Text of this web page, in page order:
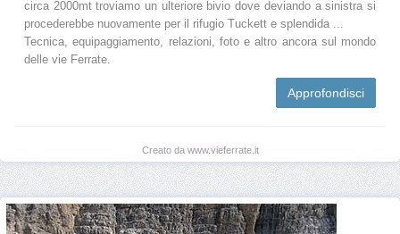
circa 2000mt troviamo un ulteriore bivio dove deviando a sinistra si
procederebbe nuovamente per il rifugio Tuckett e splendida ...
Tecnica, equipaggiamento, relazioni, foto e altro ancora sul mondo
delle vie Ferrate.
Approfondisci
Creato da www.vieferrate.it